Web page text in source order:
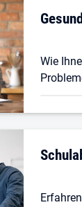
Wie